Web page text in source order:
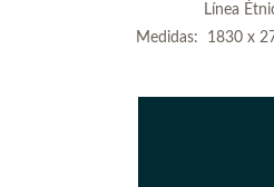
Línea
Medidas: 1830 x